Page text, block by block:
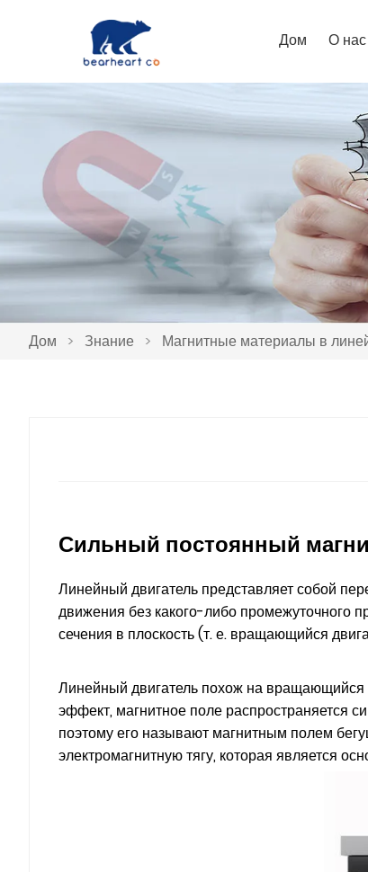
Дом О нас
Дом > Знание > Магнитные материалы в
Сильный постоянный
Линейный двигатель представляет собой
движения без какого-либо промежуточного
сечения в плоскость (т. е. вращающийся
Линейный двигатель похож на вращающийся
эффект, магнитное поле распространяется
поэтому его называют магнитным полем
электромагнитную тягу, которая является